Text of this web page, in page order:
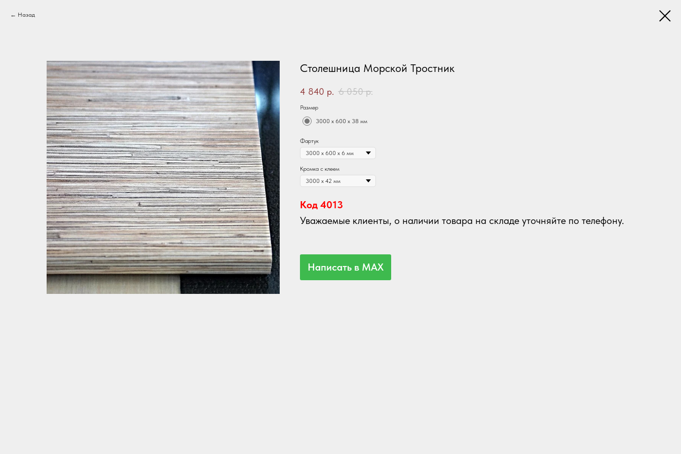
Назад
Столешница Морской Тростник
4 840 р. 6 050 р.
Размер
3000 х 600 х 38 мм
Фартук
Кромка с клеем
Код 4013
Уважаемые клиенты, о наличии товара на складе уточняйте по телефону.
Написать в MAX